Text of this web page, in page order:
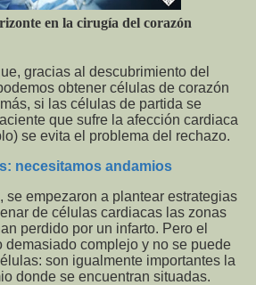
en la cirugía del corazón
gracias al descubrimiento del
obtener células de corazón
si las células de partida se
que sufre la afección cardiaca
se evita el problema del rechazo.
necesitamos andamios
se empezaron a plantear estrategias
de células cardiacas las zonas
perdido por un infarto. Pero el
demasiado complejo y no se puede
son igualmente importantes la
donde se encuentran situadas.